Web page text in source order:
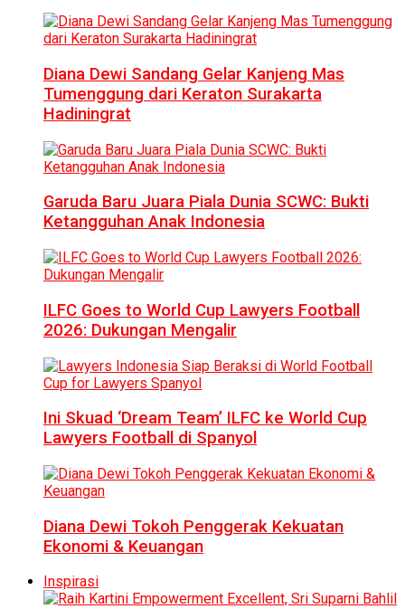
Diana Dewi Sandang Gelar Kanjeng Mas
Tumenggung dari Keraton Surakarta
Hadiningrat
Garuda Baru Juara Piala Dunia SCWC: Bukti
Ketangguhan Anak Indonesia
ILFC Goes to World Cup Lawyers Football
2026: Dukungan Mengalir
Ini Skuad ‘Dream Team’ ILFC ke World Cup
Lawyers Football di Spanyol
Diana Dewi Tokoh Penggerak Kekuatan
Ekonomi & Keuangan
Inspirasi